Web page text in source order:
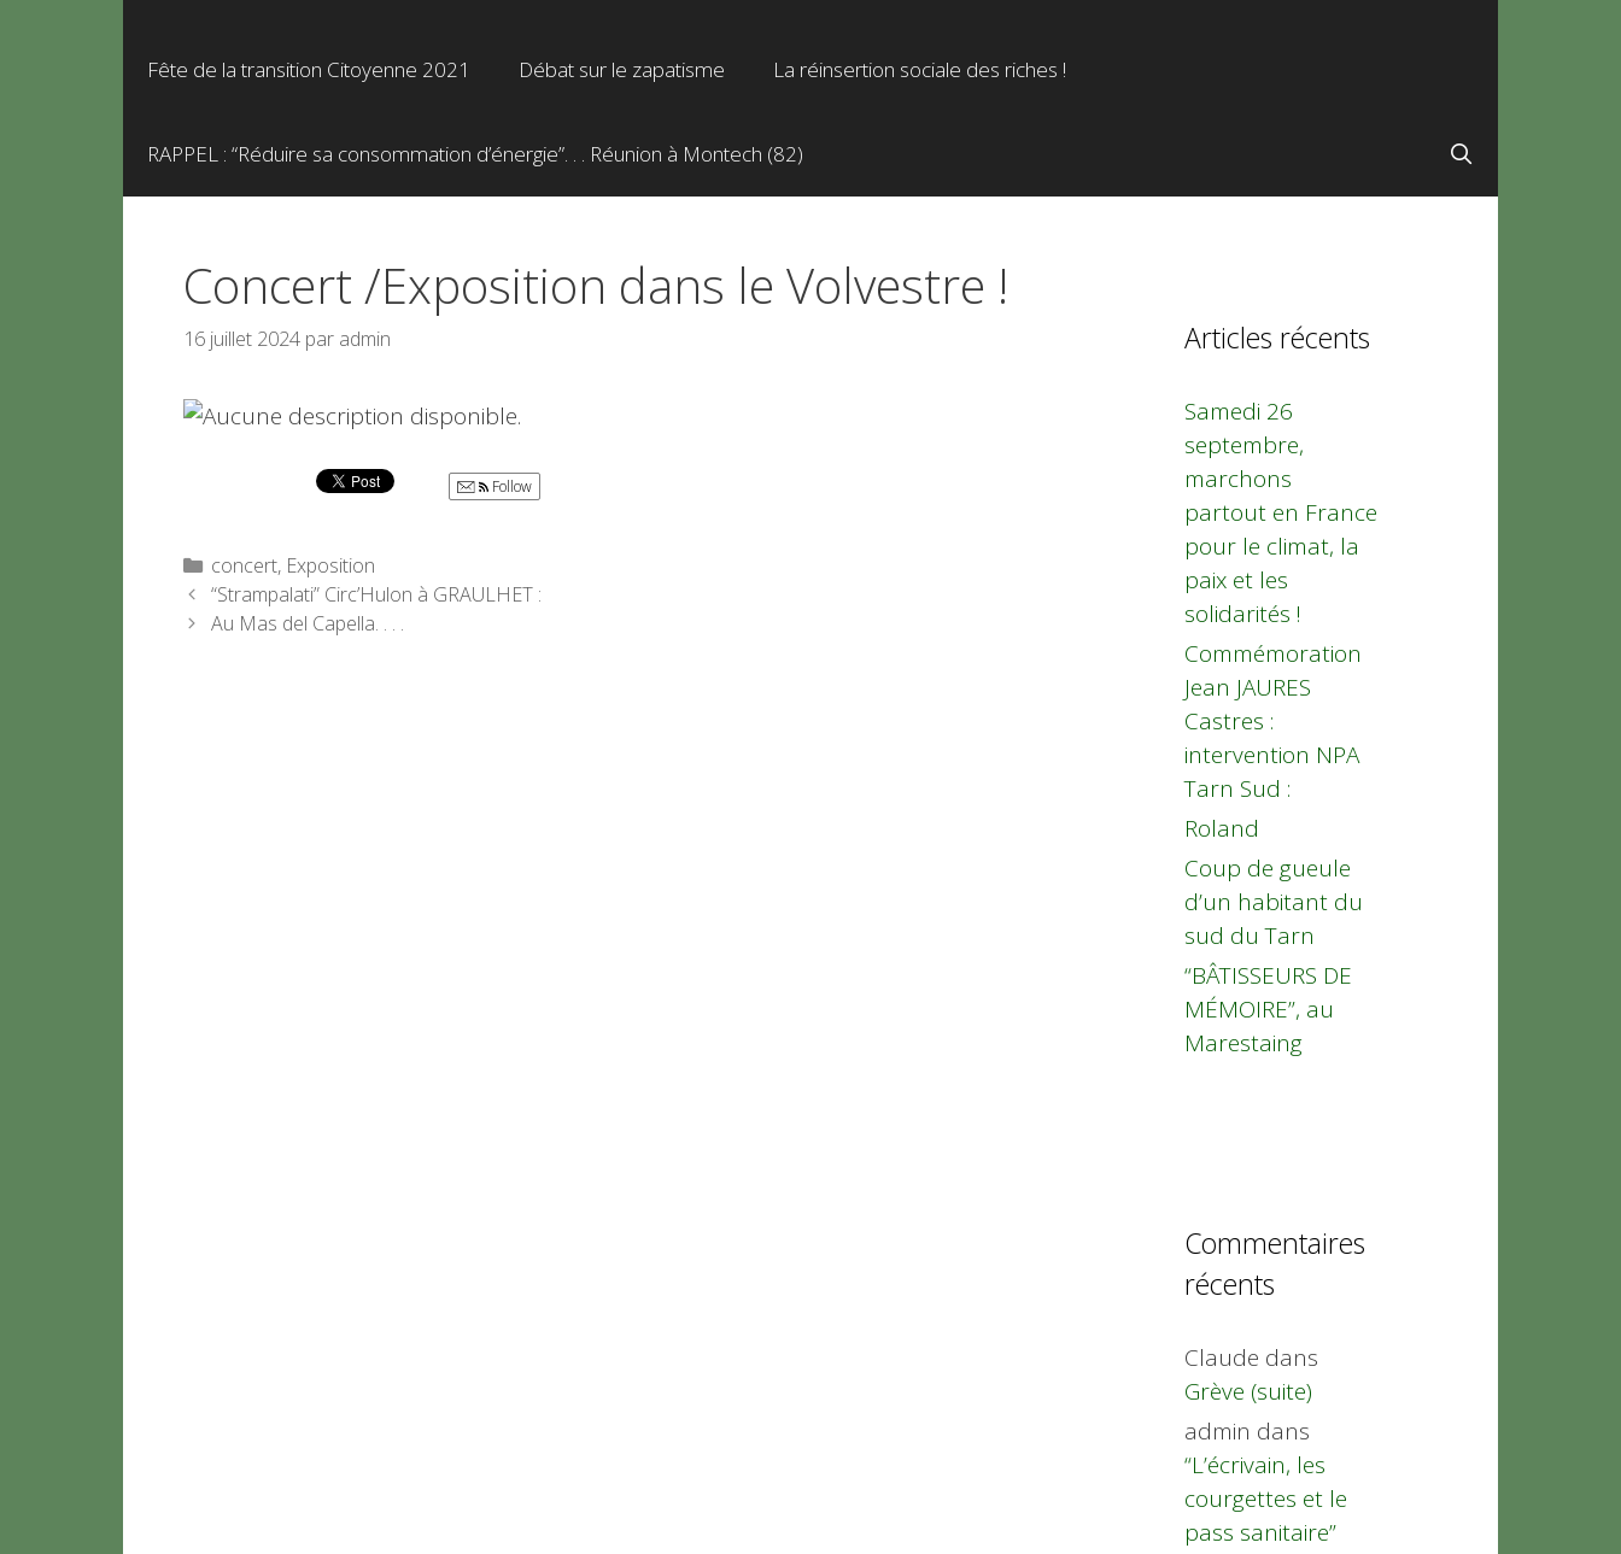
Fête de la transition Citoyenne 2021 Débat sur le zapatisme La réinsertion sociale des riches !
RAPPEL : “Réduire sa consommation d’énergie”. . . Réunion à Montech (82)
Concert /Exposition dans le Volvestre !
16 juillet 2024 par admin
Follow
Catégories
concert, Exposition
“Strampalati” Circ’Hulon à GRAULHET :
Au Mas del Capella. . . .
Articles récents
Samedi 26
septembre,
marchons
partout en France
pour le climat, la
paix et les
solidarités !
Commémoration
Jean JAURES
Castres :
intervention NPA
Tarn Sud :
Roland
Coup de gueule
d’un habitant du
sud du Tarn
“BÂTISSEURS DE
MÉMOIRE”, au
Marestaing
Commentaires
récents
Claude dans
Grève (suite)
admin dans
“L’écrivain, les
courgettes et le
pass sanitaire”